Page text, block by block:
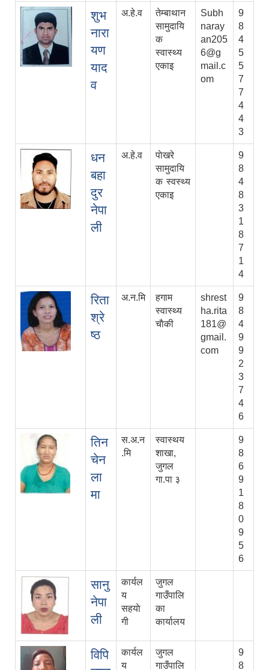
शुभ
नारा
यण
याद
व
अ.हे.व
तेम्बाथान
सामुदायि
क
स्वास्थ्य
एकाइ
Subh
naray
an205
6@g
mail.c
om
9
8
4
5
5
7
7
4
4
3
धन
बहा
दुर
नेपा
ली
अ.हे.व
पाेखरे
सामुदायि
क स्वस्थ्य
एकाइ
9
8
4
8
3
1
8
7
1
4
रिता
श्रे
ष्ठ
अ.न.मि
हगाम
स्वास्थ्य
चाैकी
shrest
ha.rita
181@
gmail.
com
9
8
4
9
9
2
3
7
4
6
तिन
चेन
ला
मा
स.अ.न
.मि
स्वास्थय
शाखा,
जुगल
गा.पा ३
9
8
6
9
1
8
0
9
5
6
सानु
नेपा
ली
कार्यल
य
सहयाे
गी
जुगल
गाउँपालि
का
कार्यालय
विपि
कार्यल
य
जुगल
गाउँपालि
9
8